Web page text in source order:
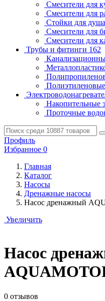
Смесители для
Смесители для
Стойки для душа
Смесители для
Смесители для
Трубы и фитинги 162
Накопительные
Проточные
Профиль
Избранное 0
Главная
Каталог
Насосы
Дренажные насосы
Насос дренажный
Увеличить
Насос
0 отзывов